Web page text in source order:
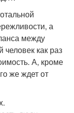
а
между
как раз
А, кроме
же ждет от